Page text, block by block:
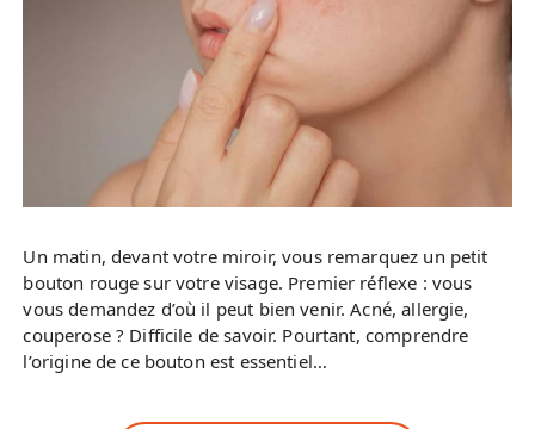
Un matin, devant votre miroir, vous remarquez un petit
bouton rouge sur votre visage. Premier réflexe : vous
vous demandez d’où il peut bien venir. Acné, allergie,
couperose ? Difficile de savoir. Pourtant, comprendre
l’origine de ce bouton est essentiel…